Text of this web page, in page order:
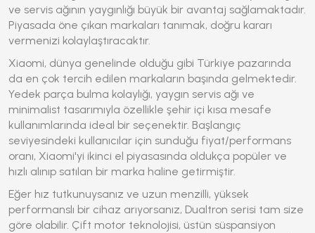
ve servis ağının yaygınlığı büyük bir avantaj sağlamaktadır.
Piyasada öne çıkan markaları tanımak, doğru kararı
vermenizi kolaylaştıracaktır.
Xiaomi, dünya genelinde olduğu gibi Türkiye pazarında
da en çok tercih edilen markaların başında gelmektedir.
Yedek parça bulma kolaylığı, yaygın servis ağı ve
minimalist tasarımıyla özellikle şehir içi kısa mesafe
kullanımlarında ideal bir seçenektir. Başlangıç
seviyesindeki kullanıcılar için sunduğu fiyat/performans
oranı, Xiaomi'yi ikinci el piyasasında oldukça popüler ve
hızlı alınıp satılan bir marka haline getirmiştir.
Eğer hız tutkunuysanız ve uzun menzilli, yüksek
performanslı bir cihaz arıyorsanız, Dualtron serisi tam size
göre olabilir. Çift motor teknolojisi, üstün süspansiyon